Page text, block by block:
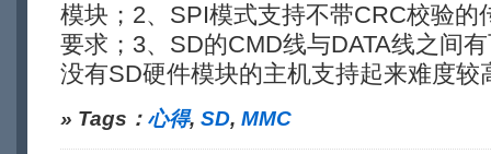
模块；2、SPI模式支持不带CRC校验的
要求；3、SD的CMD线与DATA线之间
没有SD硬件模块的主机支持起来难度较
» Tags： 心得, SD, MMC